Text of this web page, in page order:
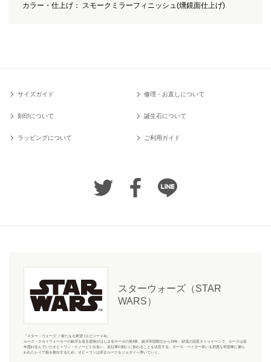
カラー・仕上げ： スモークミラーフィニッシュ(燻鏡面仕上げ)
サイズガイド 修理・お直しについて
刻印について 誕生石について
ラッピングについて ご利用ガイド
スターウォーズ（STAR
WARS）
『スター・ウォーズ ／新たなる希望 (エピソード4)』
ルーク・スカイウォーカーの銀河を巡る冒険がはじまるサーガの第4章。銀河帝国樹立から19年。砂漠の惑星タトゥイーンで、ルークは長
年隠れ住んでいたオビ＝ワン・ケノービと出会い、反乱軍の戦いに加わることを決意する。ダース・ベイダー率いる邪悪な帝国軍に捕ら
われたレイア姫を救出するため、オビ＝ワンは若きルークをジェダイへ導いていく。